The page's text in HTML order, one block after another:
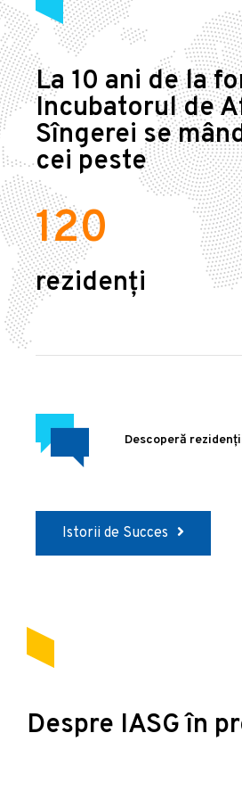
La 10 ani de la
Incubatorul de
Sîngerei se
cei peste
120
rezidenți
Descoperă
Istorii de Succes
Despre IASG în